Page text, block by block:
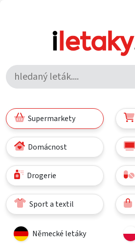
Supermarkety
Domácnost
Drogerie
Sport a textil
Německé letáky